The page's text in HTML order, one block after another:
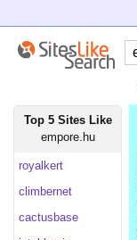
Top 5 Sites Like
empore.hu
royalkert
climbernet
cactusbase